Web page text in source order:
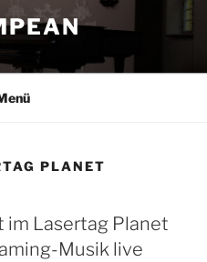
PLANET
im Lasertag Planet
Musik live